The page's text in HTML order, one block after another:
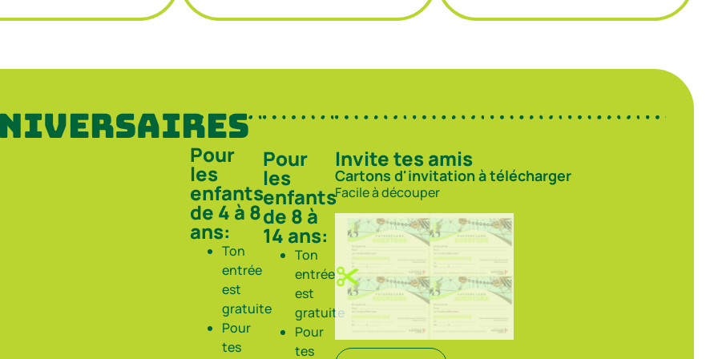
Pour
les
enfants
de 4 à 8
ans:
Ton
entrée
est
gratuite
Pour
tes
Pour
les
enfants
de 8 à
14 ans:
Ton
entrée
est
gratuite
Pour
tes
Invite tes amis
Cartons d'invitation à télécharger
Facile à découper